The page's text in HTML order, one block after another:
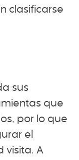
clasificarse
sus
que
por lo que
el
visita. A